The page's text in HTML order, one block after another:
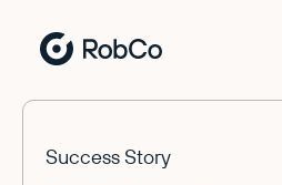
Success Story